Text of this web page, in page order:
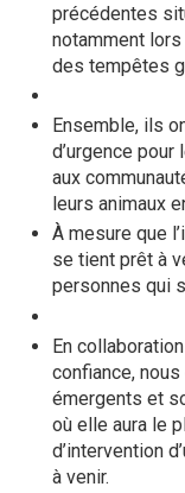
précédentes
notamment
des tempêtes
Ensemble, ils
d’urgence
aux
leurs animaux
À mesure que
se tient prêt à
personnes qui
En
confiance,
émergents et
où elle aura le
d’intervention
à venir.